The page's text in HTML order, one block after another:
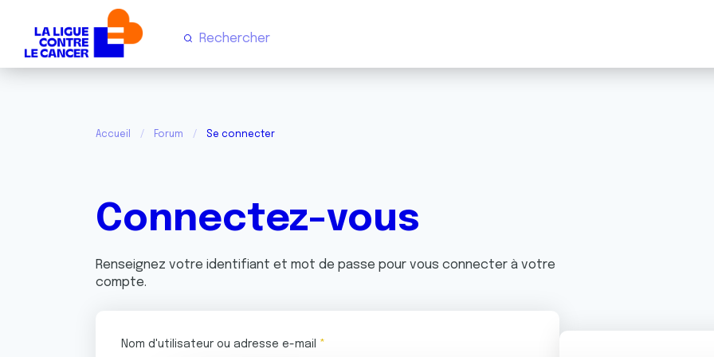
Accueil Forum Se connecter
Connectez-vous
Renseignez votre identifiant et mot de passe pour vous connecter à votre
compte.
Nom d'utilisateur ou adresse e-mail